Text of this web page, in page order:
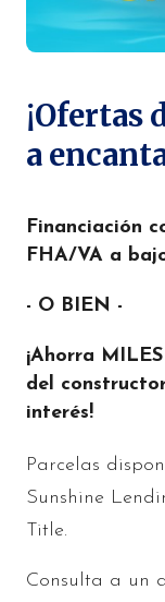
¡Ofertas
a
Financiación
FHA/VA a
- O BIEN -
¡Ahorra
del
interés!
Parcelas
Sunshine
Title.
Consulta a un